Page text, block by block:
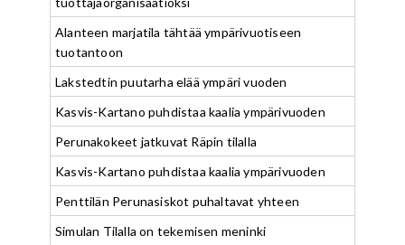
Alanteen marjatila tähtää ympärivuotiseen
tuotantoon
Lakstedtin puutarha elää ympäri vuoden
Kasvis-Kartano puhdistaa kaalia ympärivuoden
Perunakokeet jatkuvat Räpin tilalla
Kasvis-Kartano puhdistaa kaalia ympärivuoden
Penttilän Perunasiskot puhaltavat yhteen
Simulan Tilalla on tekemisen meninki